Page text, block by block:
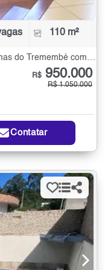
110 m²
Condomínio Fechado à Venda em Palmas do Tremembé com 3 quartos - 110 m²
R$ 950.000
R$ 1.050.000
Contatar